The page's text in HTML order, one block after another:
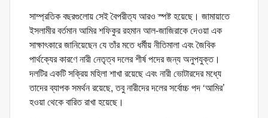
সাম্প্রতিক বছরগুলোয় সেই বৈপরীত্য আরও স্পষ্ট হয়েছে। জামায়াতে
ইসলামীর বর্তমান আমির শফিকুর রহমান আল-জাজিরাকে দেওয়া এক
সাক্ষাৎকারে জানিয়েছেন যে তাঁর মতে ধর্মীয় নীতিমালা এবং জৈবিক
পার্থক্যের কারণে নারী নেতৃত্ব দলের শীর্ষ পদের জন্য অনুপযুক্ত।
দলটির একটি সক্রিয় মহিলা শাখা রয়েছে এবং নারী ভোটারদের মধ্যে
তাদের ব্যাপক সমর্থন রয়েছে, তবু নারীদের দলের সর্বোচ্চ পদ ‘আমির’
হওয়া থেকে বারিত রাখা হয়েছে।